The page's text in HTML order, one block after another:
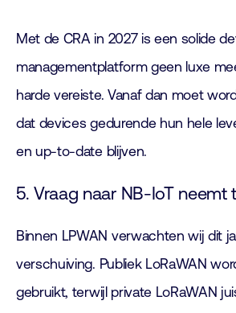
Met de CRA in 2027 is een solide
managementplatform geen luxe
harde vereiste. Vanaf dan moet
dat devices gedurende hun hele
en up-to-date blijven.
5. Vraag naar NB-IoT neemt
Binnen LPWAN verwachten wij dit
verschuiving. Publiek LoRaWAN
gebruikt, terwijl private LoRaWAN